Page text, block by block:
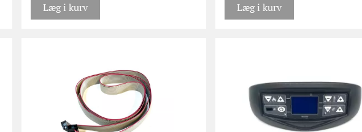
Læg i kurv Læg i kurv